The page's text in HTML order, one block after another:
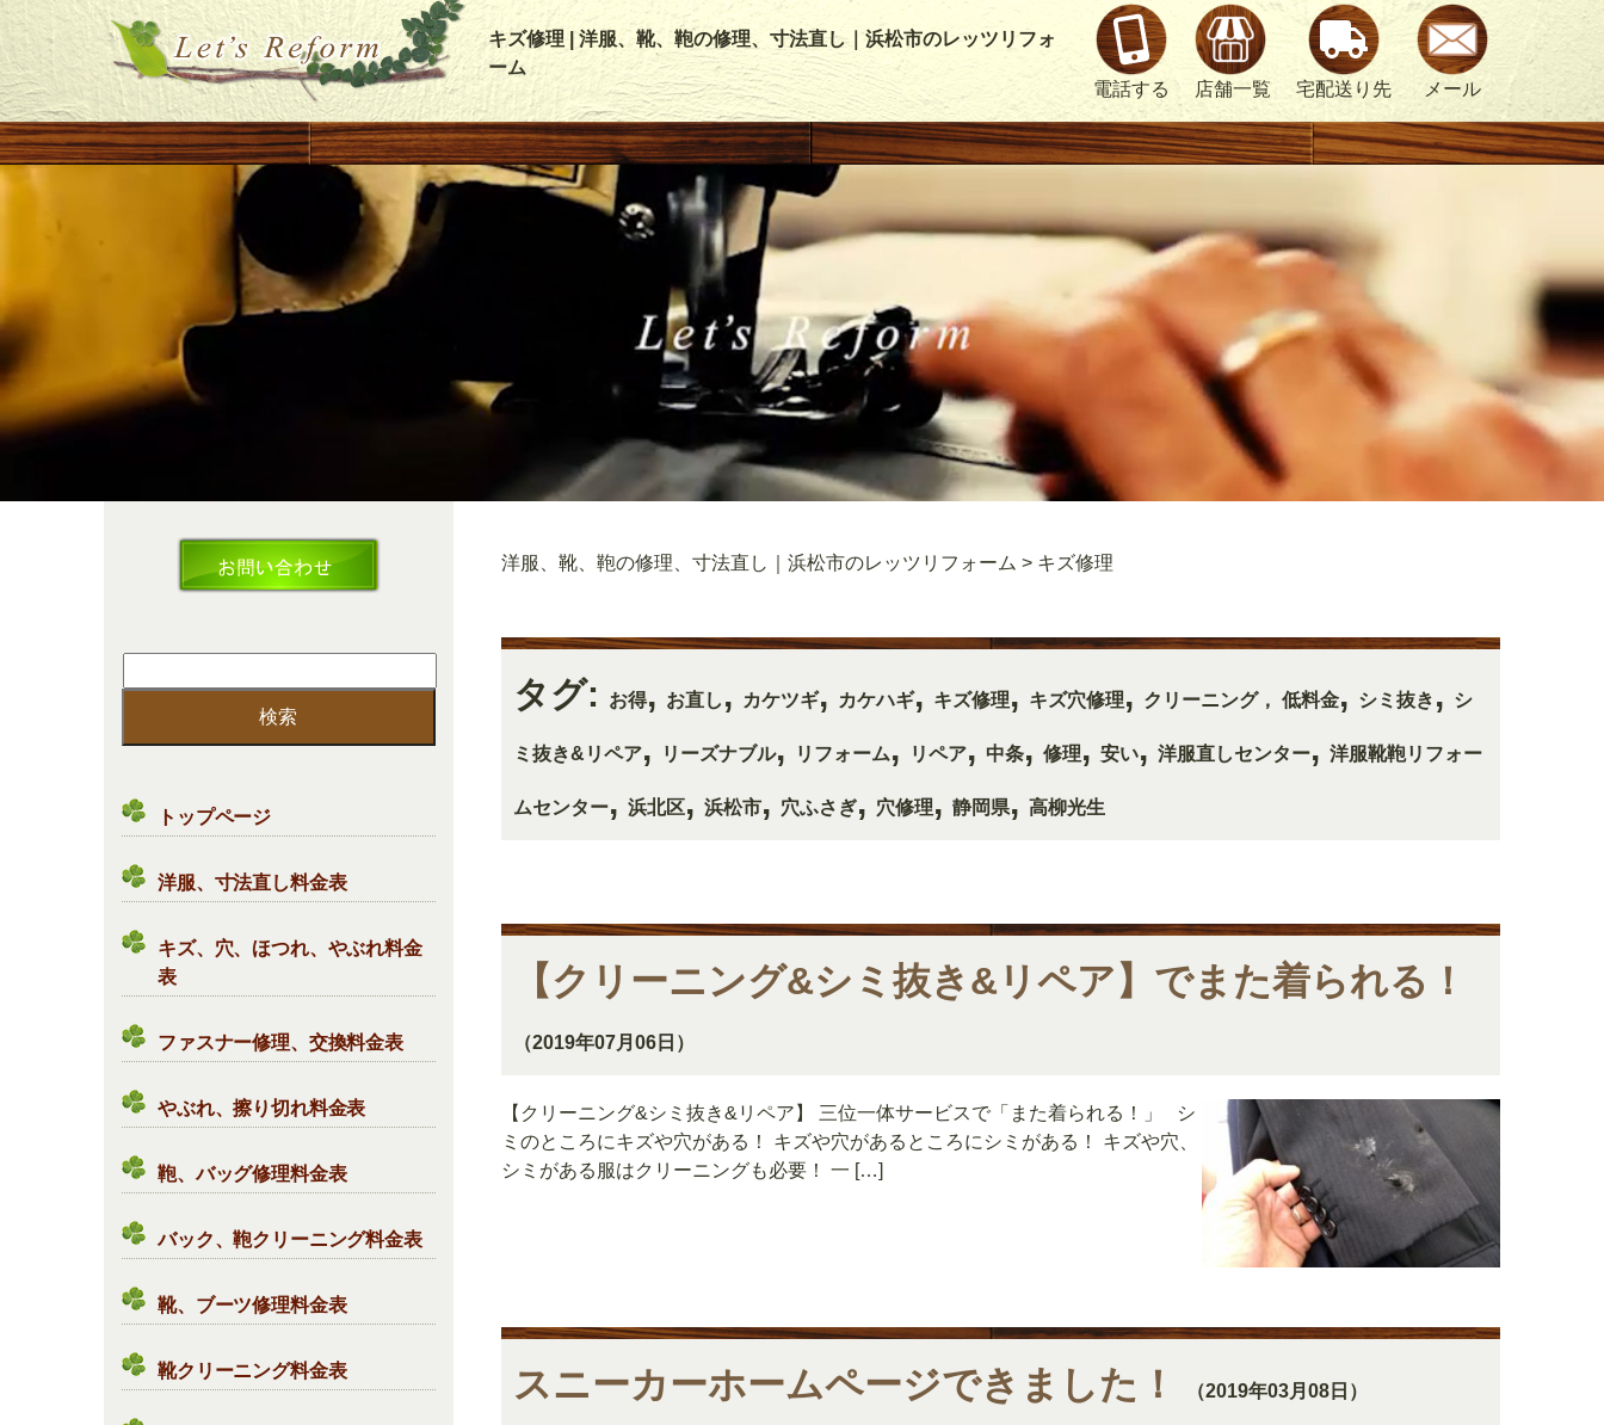
キズ修理 | 洋服、靴、鞄の修理、寸法直し｜浜松市のレッツリフォ
ーム
電話する
店舗一覧 宅配送り先 メール
索:
トップページ
洋服、寸法直し料金表
キズ、穴、ほつれ、やぶれ料金
表
ファスナー修理、交換料金表
やぶれ、擦り切れ料金表
鞄、バッグ修理料金表
バック、鞄クリーニング料金表
靴、ブーツ修理料金表
靴クリーニング料金表
洋服、靴、鞄の修理、寸法直し｜浜松市のレッツリフォーム > キズ修理
タグ: お得, お直し , カケツギ, カケハギ, キズ修理, キズ穴修理, クリーニング， 低料金, シミ抜き , シ
ミ抜き&リペア, リーズナブル, リフォーム, リペア, 中条, 修理, 安い, 洋服直しセンター, 洋服靴鞄リフォー
ムセンター, 浜北区, 浜松市, 穴ふさぎ, 穴修理, 静岡県, 高柳光生
【クリーニング&シミ抜き&リペア】でまた着られる！
（2019年07月06日）
【クリーニング&シミ抜き&リペア】 三位一体サービスで「また着られる！」 シ
ミのところにキズや穴がある！ キズや穴があるところにシミがある！ キズや穴、
シミがある服はクリーニングも必要！ 一 […]
スニーカーホームページできました！ （2019年03月08日）